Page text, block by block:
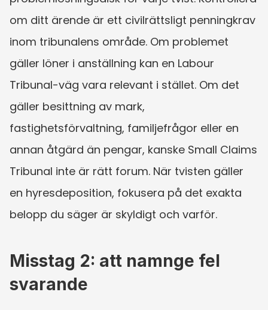
om ditt ärende är ett civilrättsligt penningkrav
inom tribunalens område. Om problemet
gäller löner i anställning kan en Labour
Tribunal-väg vara relevant i stället. Om det
gäller besittning av mark,
fastighetsförvaltning, familjefrågor eller en
annan åtgärd än pengar, kanske Small Claims
Tribunal inte är rätt forum. När tvisten gäller
en hyresdeposition, fokusera på det exakta
belopp du säger är skyldigt och varför.
Misstag 2: att namnge fel
svarande